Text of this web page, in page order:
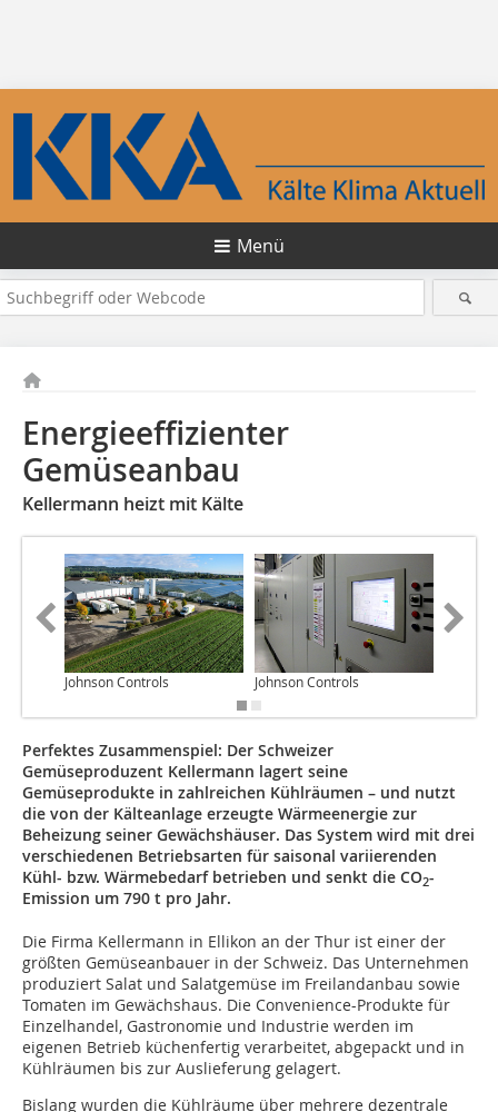
Menü
Energieeffizienter
Gemüseanbau
Kellermann heizt mit Kälte
Johnson Controls Johnson Controls
Perfektes Zusammenspiel: Der Schweizer
Gemüseproduzent Kellermann lagert seine
Gemüseprodukte in zahlreichen Kühlräumen – und nutzt
die von der Kälteanlage erzeugte Wärmeenergie zur
Beheizung seiner Gewächshäuser. Das System wird mit drei
verschiedenen Betriebsarten für saisonal variierenden
Kühl- bzw. Wärmebedarf betrieben und senkt die CO2-
Emission um 790 t pro Jahr.
Die Firma Kellermann in Ellikon an der Thur ist einer der
größten Gemüseanbauer in der Schweiz. Das Unternehmen
produziert Salat und Salatgemüse im Freilandanbau sowie
Tomaten im Gewächshaus. Die Convenience-Produkte für
Einzelhandel, Gastronomie und Industrie werden im
eigenen Betrieb küchenfertig verarbeitet, abgepackt und in
Kühlräumen bis zur Auslieferung gelagert.
Bislang wurden die Kühlräume über mehrere dezentrale